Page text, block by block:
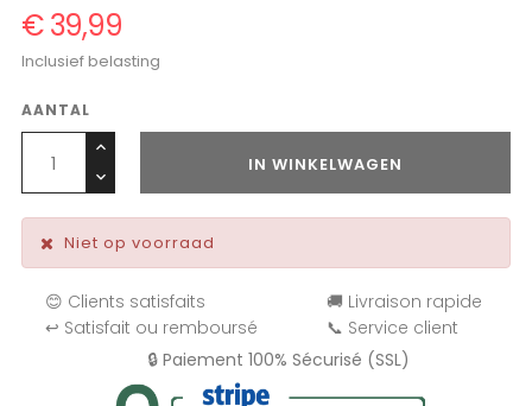
€ 39,99
Inclusief belasting
AANTAL
IN WINKELWAGEN
Niet op voorraad
😊 Clients satisfaits
🚚 Livraison rapide
↩️ Satisfait ou remboursé
📞 Service client
🔒 Paiement 100% Sécurisé (SSL)